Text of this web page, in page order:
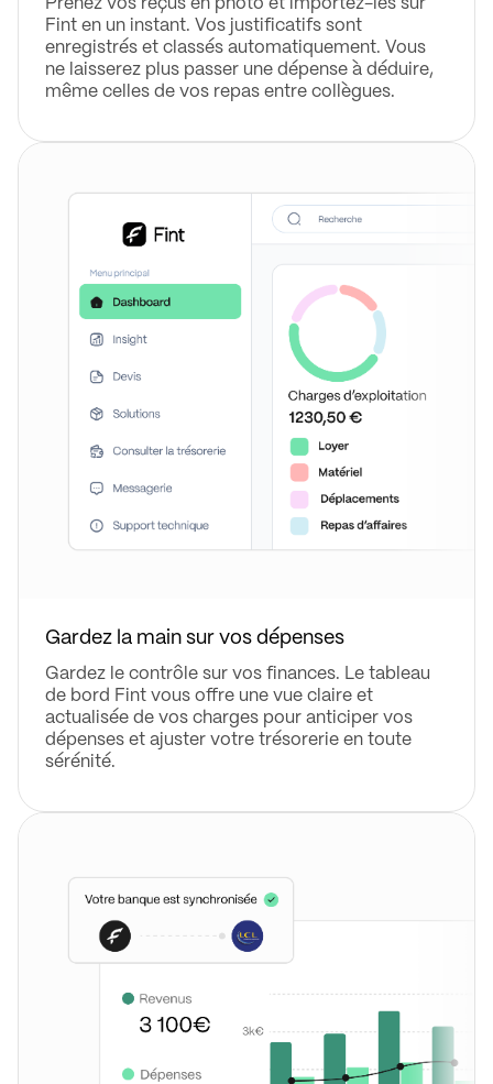
Prenez vos reçus en photo et importez-les sur
Fint en un instant. Vos justificatifs sont
enregistrés et classés automatiquement. Vous
ne laisserez plus passer une dépense à déduire,
même celles de vos repas entre collègues.
Gardez la main sur vos dépenses
Gardez le contrôle sur vos finances. Le tableau
de bord Fint vous offre une vue claire et
actualisée de vos charges pour anticiper vos
dépenses et ajuster votre trésorerie en toute
sérénité.